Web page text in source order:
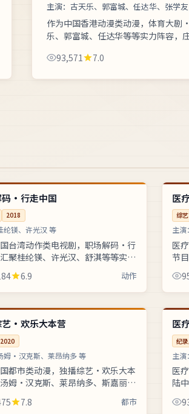
主演：古天乐、郭富城、任达华、张学
作为中国香港动漫类动漫，体育大剧
乐、郭富城、任达华等等实力阵容，
清在线流畅播放。画面臻彩、...
93,571 7.0
码·行走中国
2018
纶镁、许光汉 等
台湾动作类电视剧，职场解码·行
聚桂纶镁、许光汉、舒淇等等实力
钟孟宏操刀执导。年代戏以一台黑白
三代人的命运起伏，全片...
6.9 动作
美国
医
综艺
主演：
医
节
斯
艺·欢乐大本营
2020
姆·汉克斯、莱昂纳多 等
都市类动漫，独播综艺·欢乐大本
姆·汉克斯、莱昂纳多、斯嘉丽等
阵容，达米恩·查泽雷操刀执导。科
可视化方式解读前沿科技...
7.8 都市
中国
医
纪
主演：
医
陆
桂
少